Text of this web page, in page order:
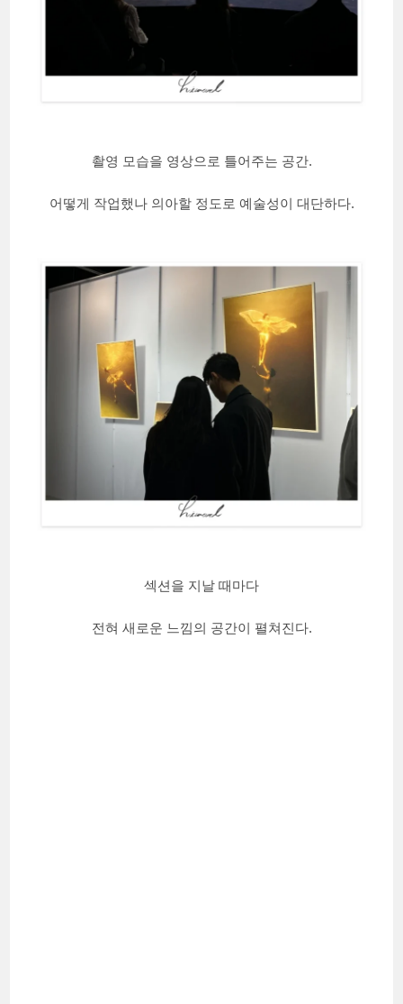
촬영 모습을 영상으로 틀어주는 공간.
어떻게 작업했나 의아할 정도로 예술성이 대단하다.
섹션을 지날 때마다
전혀 새로운 느낌의 공간이 펼쳐진다.